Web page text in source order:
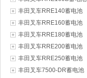
丰田叉车RRE140蓄电池
丰田叉车RRE160蓄电池
丰田叉车RRE180蓄电池
丰田叉车RRE200蓄电池
丰田叉车RRE250蓄电池
丰田叉车7500-DR蓄电池